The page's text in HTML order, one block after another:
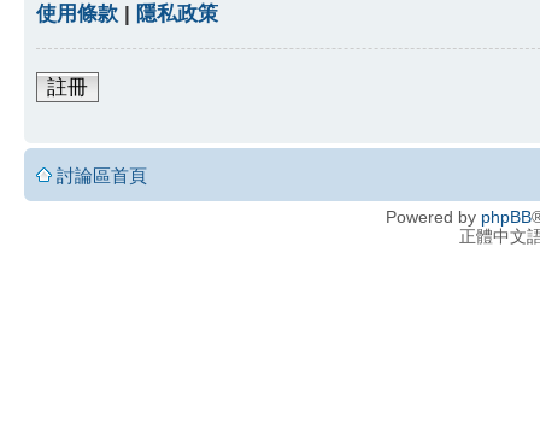
使用條款 | 隱私政策
註冊
討論區首頁
Powered by phpBB
正體中文